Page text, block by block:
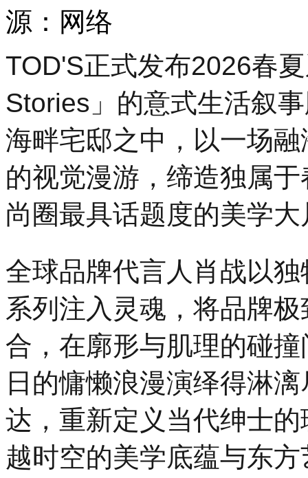
源：网络
TOD'S正式发布2026春
Stories」的意式生活叙
海畔宅邸之中，以一场
的视觉漫游，缔造独属
尚圈最具话题度的美学大
全球品牌代言人肖战以
系列注入灵魂，将品牌
合，在廓形与肌理的碰
日的慵懒浪漫演绎得淋
达，重新定义当代绅士
越时空的美学底蕴与东